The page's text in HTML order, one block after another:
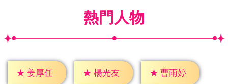
熱門人物
★ 姜厚任 ★ 楊光友 ★ 曹雨婷